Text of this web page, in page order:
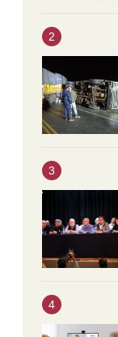
2
3
4